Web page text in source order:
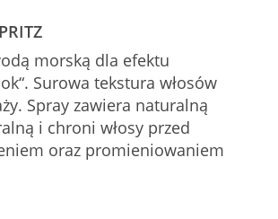
morską dla efektu
Surowa tekstura włosów
Spray zawiera naturalną
i chroni włosy przed
oraz promieniowaniem